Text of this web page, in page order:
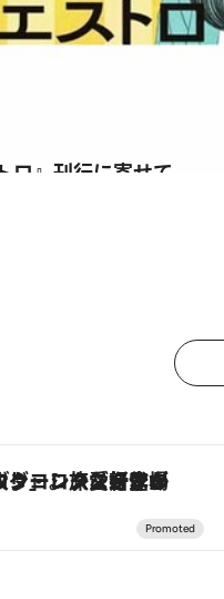
ロ』刊行に寄せて
ヴァシュロン・コンスタンタン「オーヴァーシーズ・オートマティック」。旅愛好家のお気に入りコレクションから、ジェンダーレスな新作が登場